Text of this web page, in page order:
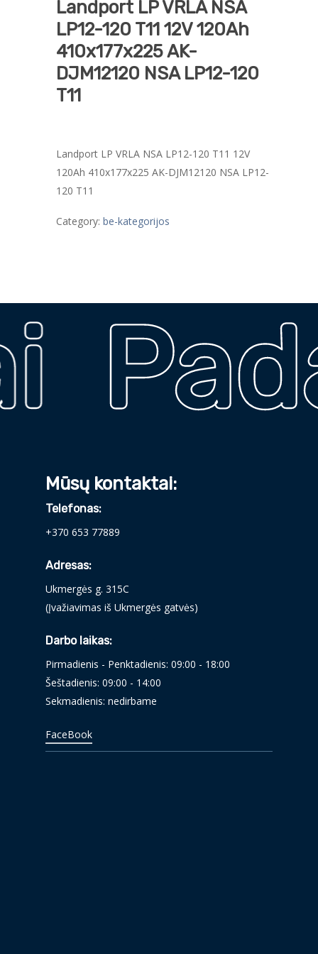
Landport LP VRLA NSA
LP12-120 T11 12V 120Ah
410x177x225 AK-
DJM12120 NSA LP12-120
T11
Landport LP VRLA NSA LP12-120 T11 12V
120Ah 410x177x225 AK-DJM12120 NSA LP12-
120 T11
Category: be-kategorijos
Mūsų kontaktai:
Telefonas:
+370 653 77889
Adresas:
Ukmergės g. 315C
(Įvažiavimas iš Ukmergės gatvės)
Darbo laikas:
Pirmadienis - Penktadienis: 09:00 - 18:00
Šeštadienis: 09:00 - 14:00
Sekmadienis: nedirbame
FaceBook